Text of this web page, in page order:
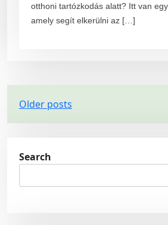
otthoni tartózkodás alatt? Itt van
amely segít elkerülni az […]
P
o
t
Older posts
Search